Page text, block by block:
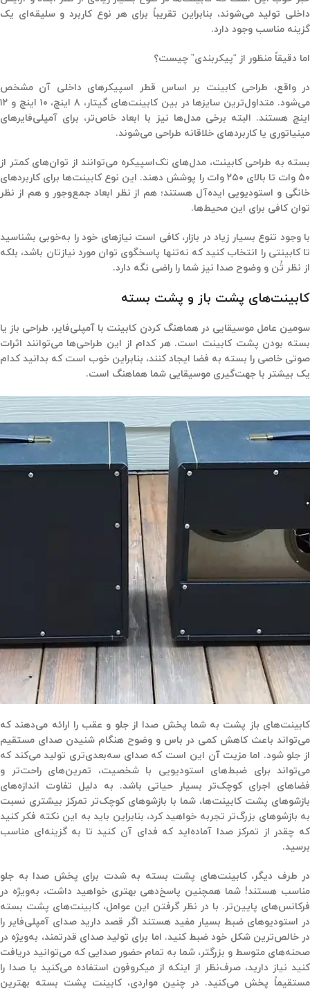
داخلی تولید می‌شوند، بنابراین تقریباً برایهر نوع کاربرد و سلیقه‌ای یک
گزینه مناسب وجود دارد.
اما دقیقاً منظور از “پیکربندی” چیست؟
در واقع، طراحی کابینت بر اساس قطر اسپیکرهای داخلی آن مشخص
می‌شود. متداول‌ترین سایزها در بین کابینت‌های گیتار،
۸ اینچ، ۱۰ اینچ و ۱۲
اینچ هستند. البته برخی مدل‌ها نیز با ابعاد خاص‌تر، برای آمپلی‌فایرهای
مینیاتوری یا کاربردهای خلاقانه طراحی می‌شوند.
بسته به طراحی کابینت، مدل‌های تک‌اسپیکره می‌توانند از توان‌های کمتر از
۵۰ وات تا بالای ۲۵۰ وات را پوشش دهند. این نوع کابینت‌ها برای کاربردهای
خانگی و استودیویی ایده‌آل هستند؛ هم از نظر ابعاد جمع‌وجور و هم از نظر
توان کافی برای این محیط‌ها.
با وجود تنوع بسیار زیاد در بازار، کافی است نیازهای خود را به‌خوبی بشناسید
تا کابینتی را انتخاب کنید که نه‌تنها پاسخگوی توان مورد نیازتان باشد، بلکه
از نظر تُن و وضوح صدا نیز شما را راضی نگه دارد.
کابینت‌های پشت باز و پشت بسته
سومین عامل موسیقایی در هماهنگ کردن کابینت با آمپلی‌فایر، طراحی باز یا
بسته بودن پشت کابینت است. هر کدام از این طراحی‌ها می‌توانند اثرات
صوتی خاصی را بسته به فضا ایجاد کنند، بنابراین خوب است که بدانید کدام
یک بیشتر با جهت‌گیری موسیقایی شما هماهنگ است.
کابینت‌های باز پشت به شما پخش صدا از جلو و عقب را ارائه می‌دهند که
می‌تواند باعث کاهش کمی در باس و وضوح هنگام شنیدن صدای مستقیم
از جلو شود. اما مزیت آن این است که صدای سه‌بعدی‌تری تولید می‌کند که
می‌تواند برای ضبط‌های استودیویی با شخصیت، تمرین‌های راحت‌تر و
فضاهای اجرای کوچک‌تر بسیار حیاتی باشد. به دلیل تفاوت اندازه‌های
بازشوهای پشت کابینت‌ها، شما با بازشوهای کوچک‌تر تمرکز بیشتری نسبت
به بازشوهای بزرگ‌تر تجربه خواهید کرد، بنابراین باید به این نکته فکر کنید
که چقدر از تمرکز صدا آماده‌اید که فدای آن کنید تا به گزینه‌ای مناسب
برسید.
در طرف دیگر، کابینت‌های پشت بسته به شدت برای پخش صدا به جلو
مناسب هستند! شما همچنین پاسخ‌دهی بهتری خواهید داشت، به‌ویژه در
فرکانس‌های پایین‌تر. با در نظر گرفتن این عوامل، کابینت‌های پشت بسته
در استودیوهای ضبط بسیار مفید هستند اگر قصد دارید صدای آمپلی‌فایر را
در خالص‌ترین شکل خود ضبط کنید. اما برای تولید صدای قدرتمند، به‌ویژه در
صحنه‌های متوسط و بزرگتر، شما به تمام حضور صدایی که می‌توانید دریافت
کنید نیاز دارید، صرف‌نظر از اینکه از میکروفون استفاده می‌کنید یا صدا را
مستقیماً پخش می‌کنید. در چنین مواردی، کابینت پشت بسته بهترین